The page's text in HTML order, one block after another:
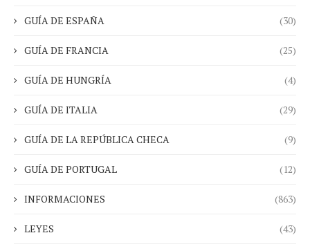
GUÍA DE ESPAÑA (30)
GUÍA DE FRANCIA (25)
GUÍA DE HUNGRÍA (4)
GUÍA DE ITALIA (29)
GUÍA DE LA REPÚBLICA CHECA (9)
GUÍA DE PORTUGAL (12)
INFORMACIONES (863)
LEYES (43)